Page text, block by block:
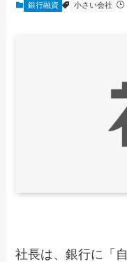
銀行融資 小さい会社
社長は、銀行に「